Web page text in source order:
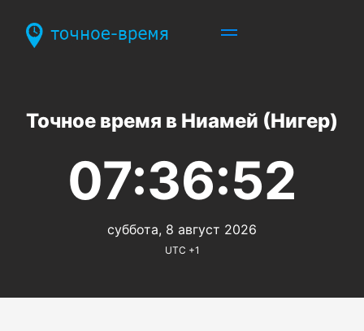
Точное время в Ниамей (Нигер)
07:36:52
суббота, 8 август 2026
UTC +1